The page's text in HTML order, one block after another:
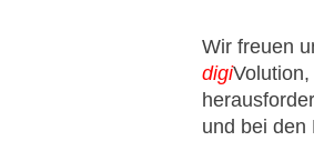
Wir freuen
digi
und bei den